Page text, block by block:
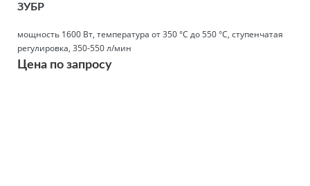
ЗУБР
мощность 1600 Вт, температура от 350 °С до 550 °С, ступенчатая
регулировка, 350-550 л/мин
Цена по запросу